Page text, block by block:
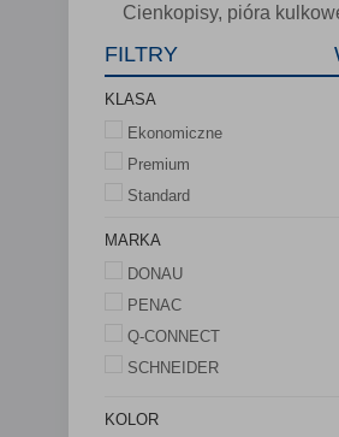
Cienkopisy, pióra
FILTRY
KLASA
Ekonomiczne
Premium
Standard
MARKA
DONAU
PENAC
Q-CONNECT
SCHNEIDER
KOLOR